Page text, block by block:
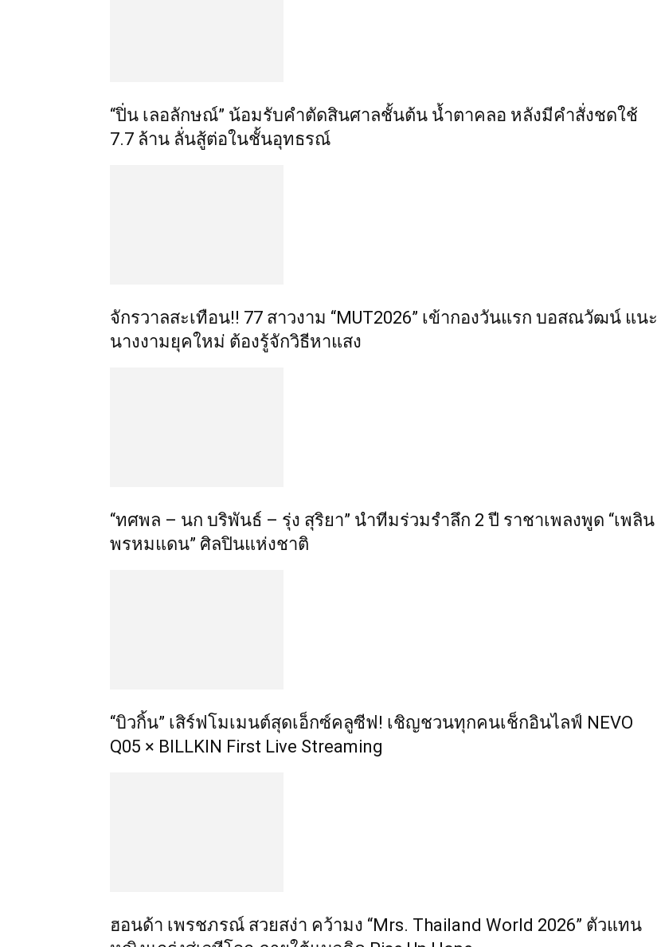
“ปิ่น เลอลักษณ์” น้อมรับคำตัดสินศาลชั้นต้น น้ำตาคลอ หลังมีคำสั่งชดใช้
7.7 ล้าน ลั่นสู้ต่อในชั้นอุทธรณ์
จักรวาลสะเทือน!! 77 สาวงาม “MUT2026” เข้ากองวันแรก บอสณวัฒน์ แนะ
นางงามยุคใหม่ ต้องรู้จักวิธีหาแสง
“ทศพล – นก บริพันธ์ – รุ่ง สุริยา” นำทีมร่วมรำลึก 2 ปี ราชาเพลงพูด “เพลิน
พรหมแดน” ศิลปินแห่งชาติ
“บิวกิ้น” เสิร์ฟโมเมนต์สุดเอ็กซ์คลูซีฟ! เชิญชวนทุกคนเช็กอินไลฟ์ NEVO
Q05 × BILLKIN First Live Streaming
ฮอนด้า เพรชภรณ์ สวยสง่า คว้ามง “Mrs. Thailand World 2026” ตัวแทน